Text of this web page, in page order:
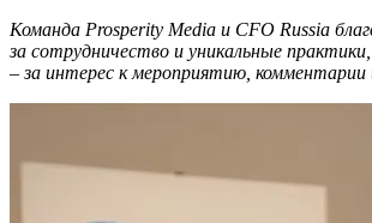
Команда Prosperity Media и CFO Russia
за сотрудничество и уникальные
– за интерес к мероприятию, комментарии